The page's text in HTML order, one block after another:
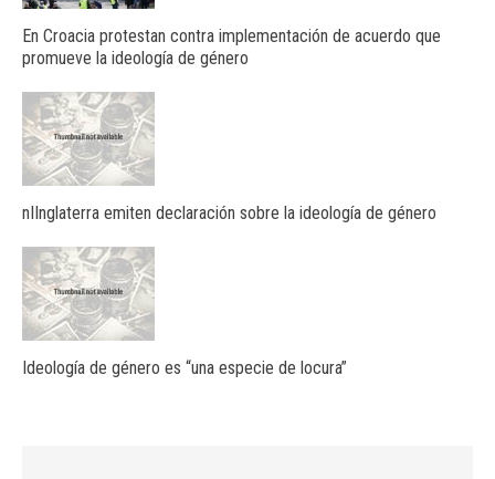
En Croacia protestan contra implementación de acuerdo que
promueve la ideología de género
nIInglaterra emiten declaración sobre la ideología de género
Ideología de género es “una especie de locura”